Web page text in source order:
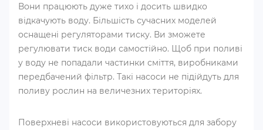
Вони працюють дуже тихо і досить швидко
відкачують воду. Більшість сучасних моделей
оснащені регуляторами тиску. Ви зможете
регулювати тиск води самостійно. Щоб при поливі
у воду не попадали частинки сміття, виробниками
передбачений фільтр. Такі насоси не підійдуть для
поливу рослин на величезних територіях.
Поверхневі насоси використовуються для забору